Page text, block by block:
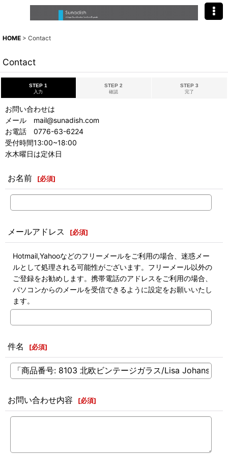
HOME > Contact
Contact
STEP 1
入力
STEP 2
確認
STEP 3
完了
お問い合わせは
メール mail@sunadish.com
お電話 0776-63-6224
受付時間13:00~18:00
水木曜日は定休日
お名前 [必須]
メールアドレス [必須]
Hotmail,Yahooなどのフリーメールをご利用の場合、迷惑メー
ルとして処理される可能性がございます。フリーメール以外の
ご登録をお勧めします。携帯電話のアドレスをご利用の場合、
パソコンからのメールを受信できるように設定をお願いいたし
ます。
件名 [必須]
お問い合わせ内容 [必須]